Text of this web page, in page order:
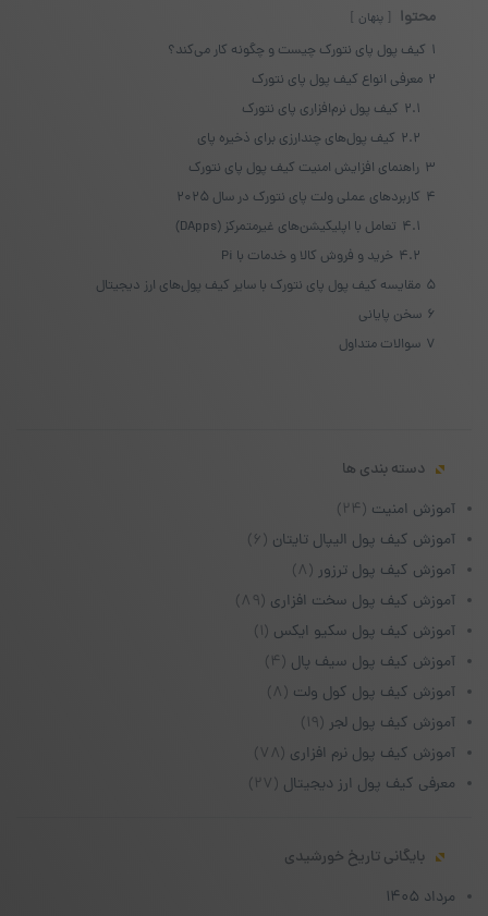
محتوا پنهان
1 کیف پول پای نتورک چیست و چگونه کار می‌کند؟
2 معرفی انواع کیف پول پای نتورک
2.1 کیف پول نرم‌افزاری پای نتورک
2.2 کیف پول‌های چندارزی برای ذخیره پای
3 راهنمای افزایش امنیت کیف پول پای نتورک
4 کاربردهای عملی ولت پای نتورک در سال ۲۰۲۵
4.1 تعامل با اپلیکیشن‌های غیرمتمرکز (DApps)
4.2 خرید و فروش کالا و خدمات با Pi
5 مقایسه کیف پول پای نتورک با سایر کیف پول‌های ارز دیجیتال
6 سخن پایانی
7 سوالات متداول
دسته بندی ها
آموزش امنیت (۲۴)
آموزش کیف پول الیپال تایتان (۶)
آموزش کیف پول ترزور (۸)
آموزش کیف پول سخت افزاری (۸۹)
آموزش کیف پول سکیو ایکس (۱)
آموزش کیف پول سیف پال (۴)
آموزش کیف پول کول ولت (۸)
آموزش کیف پول لجر (۱۹)
آموزش کیف پول نرم افزاری (۷۸)
معرفی کیف پول ارز دیجیتال (۲۷)
بایگانی تاریخ خورشیدی
مرداد ۱۴۰۵